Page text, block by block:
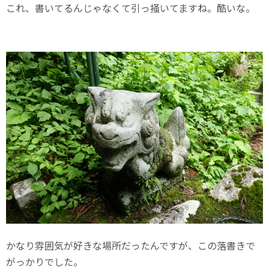
これ、書いてるんじゃなくて引っ掻いてますね。酷いな。
かなり雰囲気が好きな場所だったんですが、この落書きで
がっかりでした。